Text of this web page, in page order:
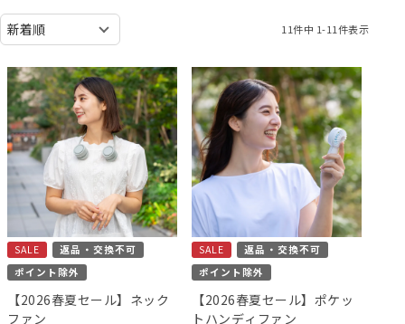
11件中 1-11件表示
SALE
返品・交換不可
ポイント除外
【2026春夏セール】ネック
ファン
SALE
返品・交換不可
ポイント除外
【2026春夏セール】ポケッ
トハンディファン